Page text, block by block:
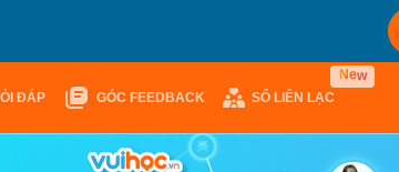
ĐÁP GÓC FEEDBACK SỔ LIÊN LẠC
New